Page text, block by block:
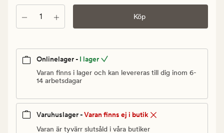
4
999,90
kr
Antal Köp
Onlinelager - I lager
Varan finns i lager och kan levereras till dig inom 6-
14 arbetsdagar
Varuhuslager -Varan finns ej i butik
Varan är tyvärr slutsåld i våra butiker